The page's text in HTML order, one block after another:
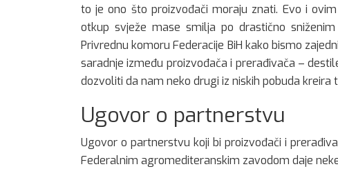
to je ono što proizvođači moraju znati. Evo i
otkup svježe mase smilja po drastično
Privrednu komoru Federacije BiH kako bismo
saradnje između proizvođača i prerađivača –
dozvoliti da nam neko drugi iz niskih pobuda kreira
Ugovor o partnerstvu
Ugovor o partnerstvu koji bi proizvođači i
Federalnim agromediteranskim zavodom daje